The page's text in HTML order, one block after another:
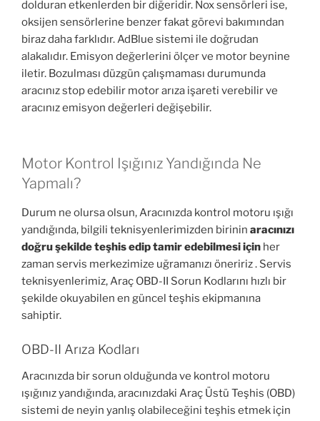
dolduran etkenlerden bir diğeridir. Nox sensörleri ise,
oksijen sensörlerine benzer fakat görevi bakımından
biraz daha farklıdır. AdBlue sistemi ile doğrudan
alakalıdır. Emisyon değerlerini ölçer ve motor beynine
iletir. Bozulması düzgün çalışmaması durumunda
aracınız stop edebilir motor arıza işareti verebilir ve
aracınız emisyon değerleri değişebilir.
Motor Kontrol Işığınız Yandığında Ne
Yapmalı?
Durum ne olursa olsun, Aracınızda kontrol motoru ışığı
yandığında, bilgili teknisyenlerimizden birinin aracınızı
doğru şekilde teşhis edip tamir edebilmesi için her
zaman servis merkezimize uğramanızı öneririz . Servis
teknisyenlerimiz, Araç OBD-II Sorun Kodlarını hızlı bir
şekilde okuyabilen en güncel teşhis ekipmanına
sahiptir.
OBD-II Arıza Kodları
Aracınızda bir sorun olduğunda ve kontrol motoru
ışığınız yandığında, aracınızdaki Araç Üstü Teşhis (OBD)
sistemi de neyin yanlış olabileceğini teşhis etmek için